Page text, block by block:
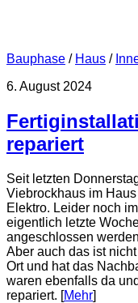
Bauphase / Haus /
6. August 2024
repariert
Seit letzten
Viebrockhaus im
Elektro. Leider noch
eigentlich letzte
angeschlossen
Aber auch das ist
Ort und hat das
waren ebenfalls da
repariert. [Mehr]